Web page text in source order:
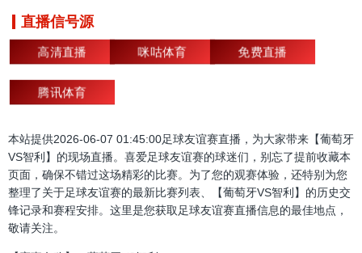
直播信号源
高清直播 咪咕体育 免费直播
腾讯体育
本站提供2026-06-07 01:45:00足球友谊赛直播，为大家带来【葡萄牙
VS智利】的现场直播。喜爱足球友谊赛的球迷们，别忘了提前收藏本
页面，确保不错过这场精彩的比赛。为了您的观赛体验，还特别为您
整理了关于足球友谊赛的最新比赛列表、【葡萄牙VS智利】的历史交
锋记录和赛程安排。这里是您获取足球友谊赛直播信息的最佳地点，
敬请关注。